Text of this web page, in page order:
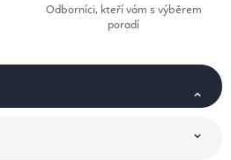
Odborníci, kteří vám s výběrem
poradí